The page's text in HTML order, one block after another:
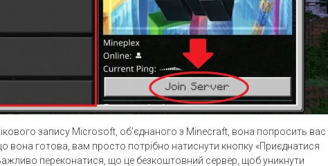
запису Microsoft, об’єднаного з Minecraft, вона попросить вас
вона готова, вам просто потрібно натиснути кнопку «Приєднатися
переконатися, що це безкоштовний сервер, щоб уникнути